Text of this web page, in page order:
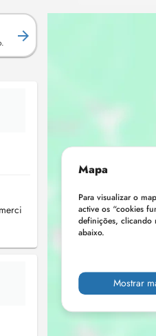
Mapa
Para visualizar o
active os “cookies
definições, clicando
abaixo.
Mostrar